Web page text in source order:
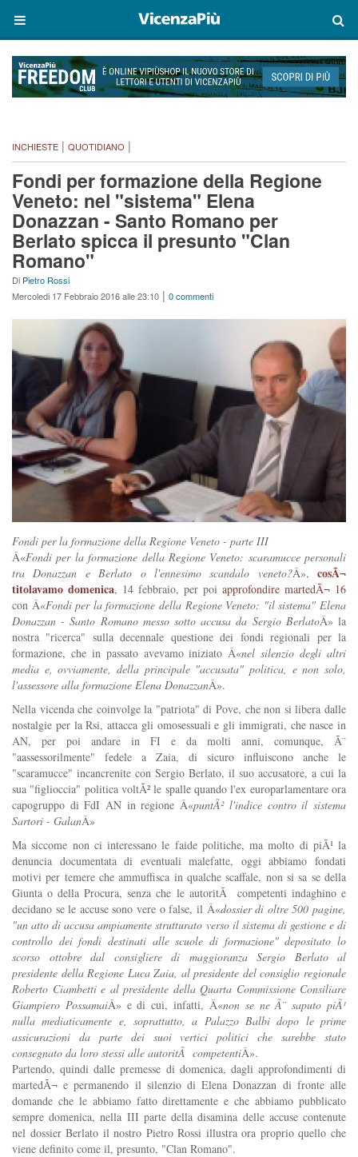
INCHIESTE | QUOTIDIANO |
Fondi per formazione della Regione
Veneto: nel "sistema" Elena
Donazzan - Santo Romano per
Berlato spicca il presunto "Clan
Romano"
Di Pietro Rossi
Mercoledi 17 Febbraio 2016 alle 23:10 | 0 commenti
Fondi per la formazione della Regione Veneto - parte III
Â«Fondi per la formazione della Regione Veneto: scaramucce personali
tra Donazzan e Berlato o l'ennesimo scandalo veneto?Â», cosÃ¬
titolavamo domenica, 14 febbraio, per poi approfondire martedÃ¬ 16
con Â«Fondi per la formazione della Regione Veneto: "il sistema" Elena
Donazzan - Santo Romano messo sotto accusa da Sergio BerlatoÂ» la
nostra "ricerca" sulla decennale questione dei fondi regionali per la
formazione, che in passato avevamo iniziato Â«nel silenzio degli altri
media e, ovviamente, della principale "accusata" politica, e non solo,
l'assessore alla formazione Elena DonazzanÂ».
Nella vicenda che coinvolge la "patriota" di Pove, che non si libera dalle
nostalgie per la Rsi, attacca gli omosessuali e gli immigrati, che nasce in
AN, per poi andare in FI e da molti anni, comunque, Ã¨
"aassessorilmente" fedele a Zaia, di sicuro influiscono anche le
"scaramucce" incancrenite con Sergio Berlato, il suo accusatore, a cui la
sua "figlioccia" politica voltÃ² le spalle quando l'ex europarlamentare ora
capogruppo di FdI AN in regione Â«puntÃ² l'indice contro il sistema
Sartori - GalanÂ»
Ma siccome non ci interessano le faide politiche, ma molto di piÃ¹ la
denuncia documentata di eventuali malefatte, oggi abbiamo fondati
motivi per temere che ammuffisca in qualche scaffale, non si sa se della
Giunta o della Procura, senza che le autoritÃ competenti indaghino e
decidano se le accuse sono vere o false, il Â«dossier di oltre 500 pagine,
"un atto di accusa ampiamente strutturato verso il sistema di gestione e di
controllo dei fondi destinati alle scuole di formazione" depositato lo
scorso ottobre dal consigliere di maggioranza Sergio Berlato al
presidente della Regione Luca Zaia, al presidente del consiglio regionale
Roberto Ciambetti e al presidente della Quarta Commissione Consiliare
Giampiero PossamaiÂ» e di cui, infatti, Â«non se ne Ã¨ saputo piÃ¹
nulla mediaticamente e, soprattutto, a Palazzo Balbi dopo le prime
assicurazioni da parte dei suoi vertici politici che sarebbe stato
consegnato da loro stessi alle autoritÃ competentiÂ».
Partendo, quindi dalle premesse di domenica, dagli approfondimenti di
martedÃ¬ e permanendo il silenzio di Elena Donazzan di fronte alle
domande che le abbiamo fatto direttamente e che abbiamo pubblicato
sempre domenica, nella III parte della disamina delle accuse contenute
nel dossier Berlato il nostro Pietro Rossi illustra ora proprio quello che
viene definito come il, presunto, "Clan Romano".